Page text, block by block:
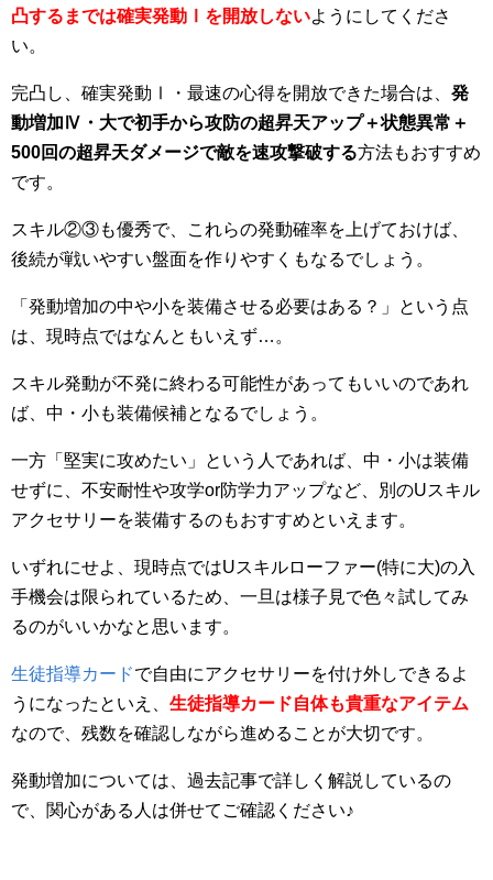
凸するまでは確実発動Ⅰを開放しないようにしてくださ
い。
完凸し、確実発動Ⅰ・最速の心得を開放できた場合は、 発
動増加Ⅳ・大で初手から攻防の超昇天アップ＋状態異常＋
500回の超昇天ダメージで敵を速攻撃破する方法もおすすめ
です。
スキル②③も優秀で、これらの発動確率を上げておけば、
後続が戦いやすい盤面を作りやすくもなるでしょう。
「発動増加の中や小を装備させる必要はある？」という点
は、現時点ではなんともいえず…。
スキル発動が不発に終わる可能性があってもいいのであれ
ば、中・小も装備候補となるでしょう。
一方「堅実に攻めたい」という人であれば、中・小は装備
せずに、不安耐性や攻学or防学力アップなど、別のUスキル
アクセサリーを装備するのもおすすめといえます。
いずれにせよ、現時点ではUスキルローファー(特に大)の入
手機会は限られているため、一旦は様子見で色々試してみ
るのがいいかなと思います。
生徒指導カードで自由にアクセサリーを付け外しできるよ
うになったといえ、 生徒指導カード自体も貴重なアイテム
なので、残数を確認しながら進めることが大切です。
発動増加については、過去記事で詳しく解説しているの
で、関心がある人は併せてご確認ください♪